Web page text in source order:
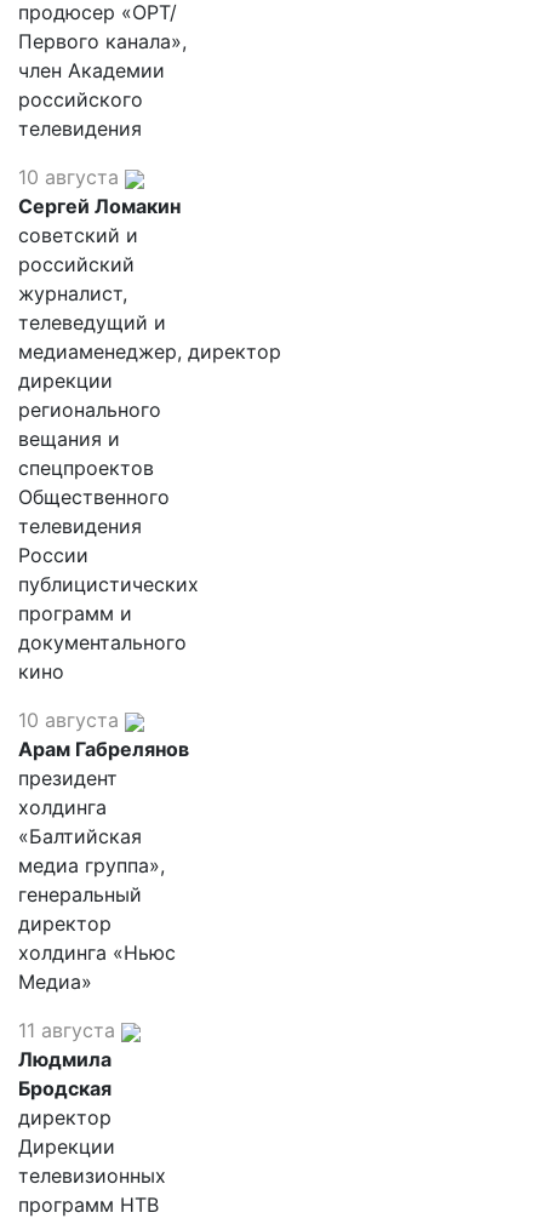
продюсер «ОРТ/
Первого канала»,
член Академии
российского
телевидения
10 августа
Сергей Ломакин
советский и
российский
журналист,
телеведущий и
медиаменеджер, директор
дирекции
регионального
вещания и
спецпроектов
Общественного
телевидения
России
публицистических
программ и
документального
кино
10 августа
Арам Габрелянов
президент
холдинга
«Балтийская
медиа группа»,
генеральный
директор
холдинга «Ньюс
Медиа»
11 августа
Людмила
Бродская
директор
Дирекции
телевизионных
программ НТВ